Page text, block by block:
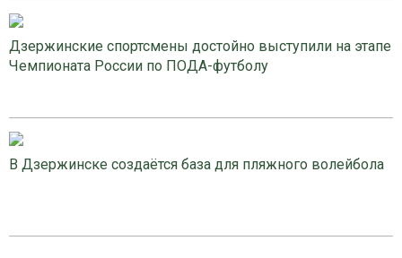
Дзержинские спортсмены достойно выступили на этапе
Чемпионата России по ПОДА-футболу
В Дзержинске создаётся база для пляжного волейбола